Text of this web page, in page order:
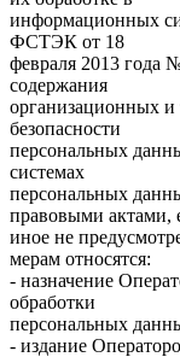
информационных
ФСТЭК от 18
февраля 2013 года
содержания
организационных
безопасности
персональных
системах
персональных
правовыми актами,
иное не
мерам относятся:
- назначение
обработки
персональных
- издание